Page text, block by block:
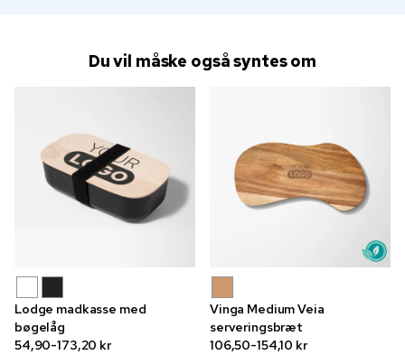
Du vil måske også syntes om
Lodge madkasse med
bøgelåg
54,90-173,20 kr
Vinga Medium Veia
serveringsbræt
106,50-154,10 kr